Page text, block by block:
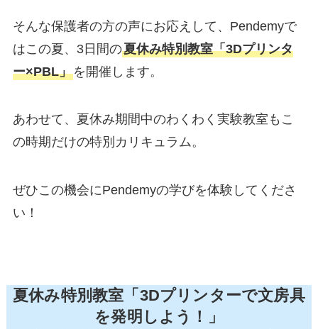
そんな保護者の方の声にお応えして、Pendemyで
はこの夏、3日間の夏休み特別教室「3Dプリンタ
ー×PBL」を開催します。
あわせて、夏休み期間中のわくわく実験教室もこ
の時期だけの特別カリキュラム。
ぜひこの機会にPendemyの学びを体験してくださ
い！
夏休み特別教室「3Dプリンターで文房具
を発明しよう！」